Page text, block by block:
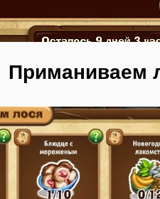
Приманиваем